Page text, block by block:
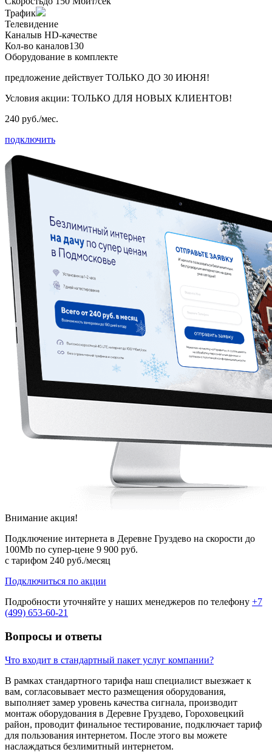
Трафик
Телевидение
Каналыв HD-качестве
Кол-во каналов130
Оборудование в комплекте
предложение действует ТОЛЬКО ДО 30 ИЮНЯ!
Условия акции: ТОЛЬКО ДЛЯ НОВЫХ КЛИЕНТОВ!
240 руб./мес.
подключить
Внимание акция!
Подключение интернета в Деревне Груздево на скорости до
100Mb по супер-цене 9 900 руб.
с тарифом 240 руб./месяц
Подключиться по акции
Подробности уточняйте у наших менеджеров по телефону +7
(499) 653-60-21
Вопросы и ответы
Что входит в стандартный пакет услуг компании?
В рамках стандартного тарифа наш специалист выезжает к
вам, согласовывает место размещения оборудования,
выполняет замер уровень качества сигнала, производит
монтаж оборудования в Деревне Груздево, Гороховецкий
район, проводит финальное тестирование, подключает тариф
для пользования интернетом. После этого вы можете
наслаждаться безлимитный интернетом.